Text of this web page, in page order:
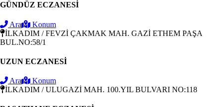
GÜNDÜZ ECZANESİ
Ara
Konum
İLKADIM / FEVZİ ÇAKMAK MAH. GAZİ ETHEM PAŞA
BUL.NO:58/1
UZUN ECZANESİ
Ara
Konum
İLKADIM / ULUGAZİ MAH. 100.YIL BULVARI NO:118